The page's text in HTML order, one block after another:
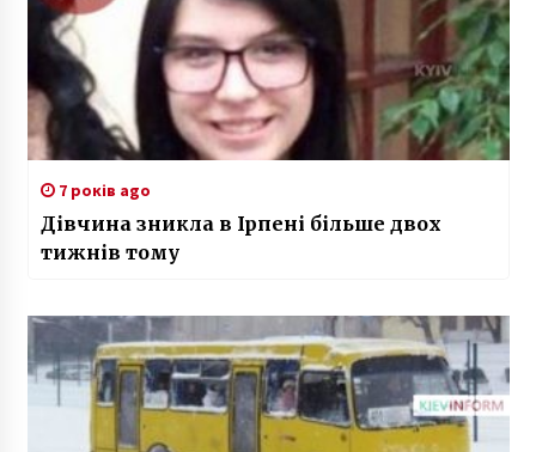
7 років ago
Дівчина зникла в Ірпені більше двох
тижнів тому